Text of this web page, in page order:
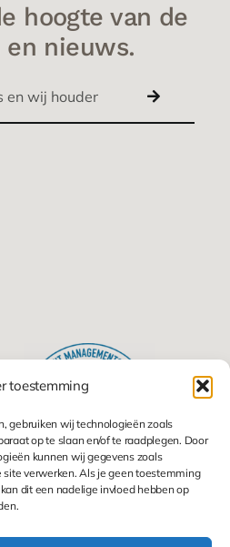
toestemming
gebruiken wij technologieën zoals
op te slaan en/of te raadplegen. Door
kunnen wij gegevens zoals
verwerken. Als je geen toestemming
dit een nadelige invloed hebben op
hoogte van de
en nieuws.